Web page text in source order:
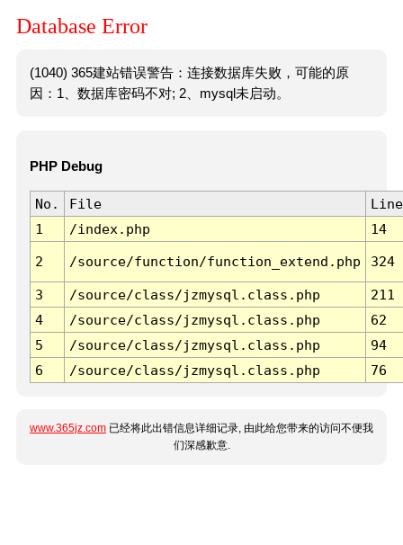
Database Error
(1040) 365建站错误警告：连接数据库失败，可能的原
因：1、数据库密码不对; 2、mysql未启动。
PHP Debug
No. File
Line
1
/index.php 14
2 /source/function/function_extend.php 324
3 /source/class/jzmysql.class.php
211
4
/source/class/jzmysql.class.php
62
5
/source/class/jzmysql.class.php
94
6
/source/class/jzmysql.class.php 76
www.365jz.com 已经将此出错信息详细记录, 由此给您带来的访问不便我
们深感歉意.